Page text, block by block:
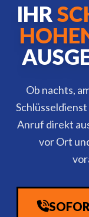
IHR
Ob nachts,
Anruf direkt
vor Ort